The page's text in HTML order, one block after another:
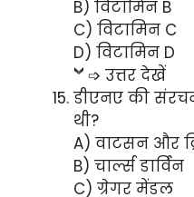
B) विटामिन B
C) विटामिन C
D) विटामिन D
➩ उत्तर देखें
डीएनए की
थी?
A) वाटसन और
B) चार्ल्स डार्विन
C) ग्रेगर मेंडल